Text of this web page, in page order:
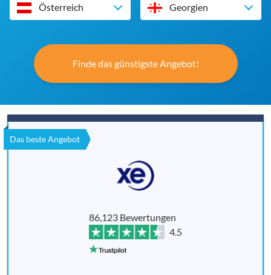
Österreich Georgien
Finde das günstigste Angebot!
Das beste Angebot
86,123 Bewertungen
4.5